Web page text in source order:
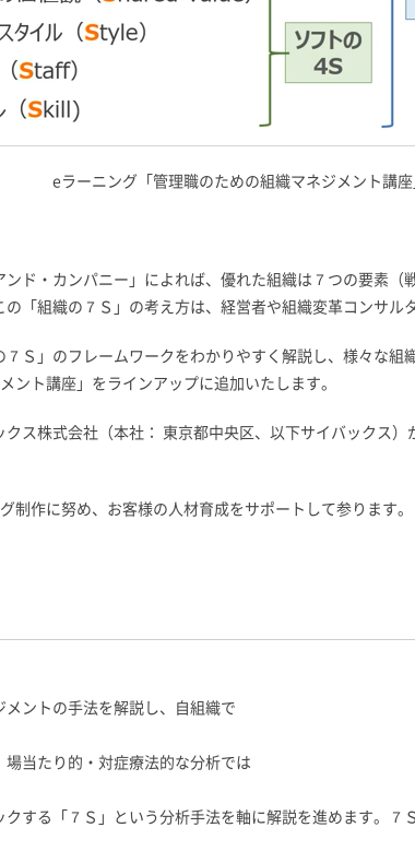
eラーニング「管理職のための組織マネジメント講座
ド・カンパニー」によれば、優れた組織は７つの要素（
「組織の７Ｓ」の考え方は、経営者や組織変革コンサル
Ｓ」のフレームワークをわかりやすく解説し、様々な
ント講座」をラインアップに追加いたします。
ス株式会社（本社： 東京都中央区、以下サイバックス
制作に努め、お客様の人材育成をサポートして参ります。
メントの手法を解説し、自組織で
当たり的・対症療法的な分析では
する「７Ｓ」という分析手法を軸に解説を進めます。７